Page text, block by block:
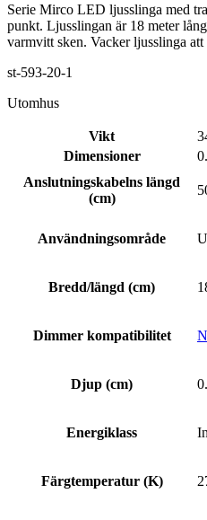
Serie Mirco LED ljusslinga med
punkt. Ljusslingan är 18 meter
varmvitt sken. Vacker ljusslinga
st-593-20-1
Utomhus
Vikt
Dimensioner
Anslutningskabelns längd
(cm)
Användningsområde
Bredd/längd (cm)
Dimmer kompatibilitet
Djup (cm)
Energiklass
Färgtemperatur (K)